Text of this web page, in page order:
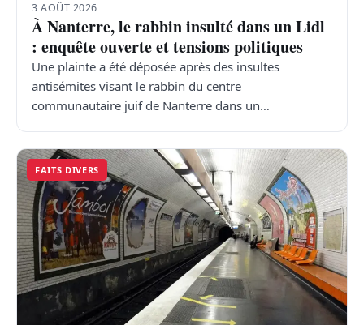
3 AOÛT 2026
À Nanterre, le rabbin insulté dans un Lidl
: enquête ouverte et tensions politiques
Une plainte a été déposée après des insultes
antisémites visant le rabbin du centre
communautaire juif de Nanterre dans un…
FAITS DIVERS